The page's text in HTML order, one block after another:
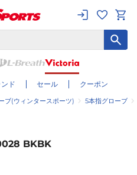
ド セール クーポン
ブ(ウィンタースポーツ) 5本指グローブ
BKBK